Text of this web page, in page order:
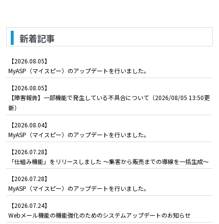
新着記事
【2026.08.05】
MyASP（マイスピー）のアップデートを行いました。
【2026.08.05】
【障害報告】一部機能で発生している不具合について（2026/08/05 13:50更
新）
【2026.08.04】
MyASP（マイスピー）のアップデートを行いました。
【2026.07.28】
「仕組み機能」をリリースしました ～集客から販売までの導線を一括生成～
【2026.07.28】
MyASP（マイスピー）のアップデートを行いました。
【2026.07.24】
Webメール機能の機能強化のためのシステムアップデートのお知らせ